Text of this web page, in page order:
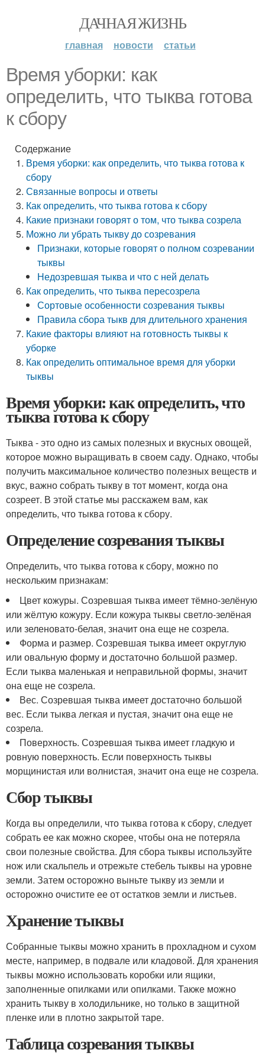
ДАЧНАЯ ЖИЗНЬ
главная новости статьи
Время уборки: как
определить, что тыква готова
к сбору
Содержание
Время уборки: как определить, что тыква готова к
сбору
Связанные вопросы и ответы
Как определить, что тыква готова к сбору
Какие признаки говорят о том, что тыква созрела
Можно ли убрать тыкву до созревания
Признаки, которые говорят о полном созревании
тыквы
Недозревшая тыква и что с ней делать
Как определить, что тыква пересозрела
Сортовые особенности созревания тыквы
Правила сбора тыкв для длительного хранения
Какие факторы влияют на готовность тыквы к
уборке
Как определить оптимальное время для уборки
тыквы
Время уборки: как определить, что
тыква готова к сбору
Тыква - это одно из самых полезных и вкусных овощей,
которое можно выращивать в своем саду. Однако, чтобы
получить максимальное количество полезных веществ и
вкус, важно собрать тыкву в тот момент, когда она
созреет. В этой статье мы расскажем вам, как
определить, что тыква готова к сбору.
Определение созревания тыквы
Определить, что тыква готова к сбору, можно по
нескольким признакам:
Цвет кожуры. Созревшая тыква имеет тёмно-зелёную
или жёлтую кожуру. Если кожура тыквы светло-зелёная
или зеленовато-белая, значит она еще не созрела.
Форма и размер. Созревшая тыква имеет округлую
или овальную форму и достаточно большой размер.
Если тыква маленькая и неправильной формы, значит
она еще не созрела.
Вес. Созревшая тыква имеет достаточно большой
вес. Если тыква легкая и пустая, значит она еще не
созрела.
Поверхность. Созревшая тыква имеет гладкую и
ровную поверхность. Если поверхность тыквы
морщинистая или волнистая, значит она еще не созрела.
Сбор тыквы
Когда вы определили, что тыква готова к сбору, следует
собрать ее как можно скорее, чтобы она не потеряла
свои полезные свойства. Для сбора тыквы используйте
нож или скальпель и отрежьте стебель тыквы на уровне
земли. Затем осторожно выньте тыкву из земли и
осторожно очистите ее от остатков земли и листьев.
Хранение тыквы
Собранные тыквы можно хранить в прохладном и сухом
месте, например, в подвале или кладовой. Для хранения
тыквы можно использовать коробки или ящики,
заполненные опилками или опилками. Также можно
хранить тыкву в холодильнике, но только в защитной
пленке или в плотно закрытой таре.
Таблица созревания тыквы